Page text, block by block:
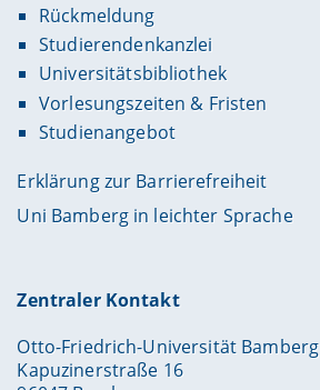
Rückmeldung
Studierendenkanzlei
Universitätsbibliothek
Vorlesungszeiten & Fristen
Studienangebot
Erklärung zur Barrierefreiheit
Uni Bamberg in leichter Sprache
Zentraler Kontakt
Otto-Friedrich-Universität Bamberg
Kapuzinerstraße 16